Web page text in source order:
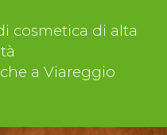
cosmetica di alta
a Viareggio